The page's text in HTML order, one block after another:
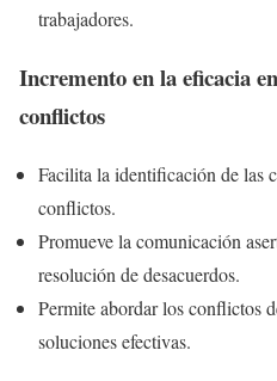
trabajadores.
Incremento en la eficacia
conflictos
Facilita la identificación de las
conflictos.
Promueve la comunicación
resolución de desacuerdos.
Permite abordar los conflictos
soluciones efectivas.